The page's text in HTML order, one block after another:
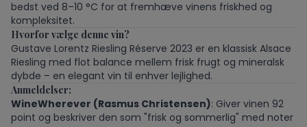
bedst ved 8–10 °C for at fremhæve vinens friskhed og
kompleksitet.
Hvorfor vælge denne vin?
Gustave Lorentz Riesling Réserve 2023 er en klassisk Alsace
Riesling med flot balance mellem frisk frugt og mineralsk
dybde – en elegant vin til enhver lejlighed.
Anmeldelser:
WineWherever (Rasmus Christensen): Giver vinen 92
point og beskriver den som "frisk og sommerlig" med noter